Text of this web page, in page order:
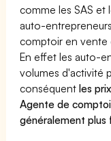
comme les SAS et
auto-
comptoir en vente
En effet les auto-
volumes d'activité
conséquentles
Agente de
généralement plus